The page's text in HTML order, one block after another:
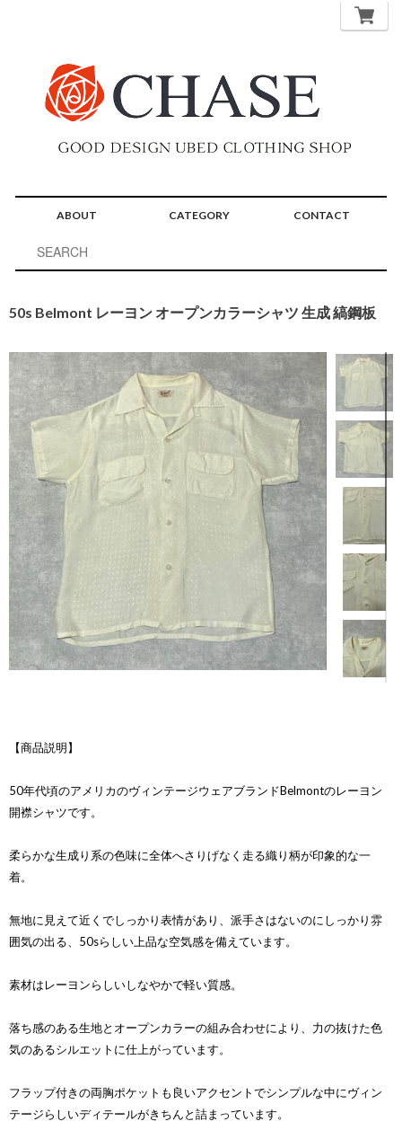
ABOUT CATEGORY CONTACT
50s Belmont レーヨン オープンカラーシャツ 生成 縞鋼板
【商品説明】
50年代頃のアメリカのヴィンテージウェアブランドBelmontのレーヨン
開襟シャツです。
柔らかな生成り系の色味に全体へさりげなく走る織り柄が印象的な一
着。
無地に見えて近くでしっかり表情があり、派手さはないのにしっかり雰
囲気の出る、50sらしい上品な空気感を備えています。
素材はレーヨンらしいしなやかで軽い質感。
落ち感のある生地とオープンカラーの組み合わせにより、力の抜けた色
気のあるシルエットに仕上がっています。
フラップ付きの両胸ポケットも良いアクセントでシンプルな中にヴィン
テージらしいディテールがきちんと詰まっています。